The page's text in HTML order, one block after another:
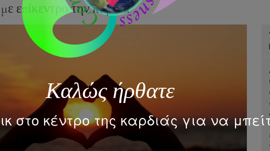
Καλώς ήρθατε
στο κέντρο της καρδιάς για να
επίκεντρο την καρδιά